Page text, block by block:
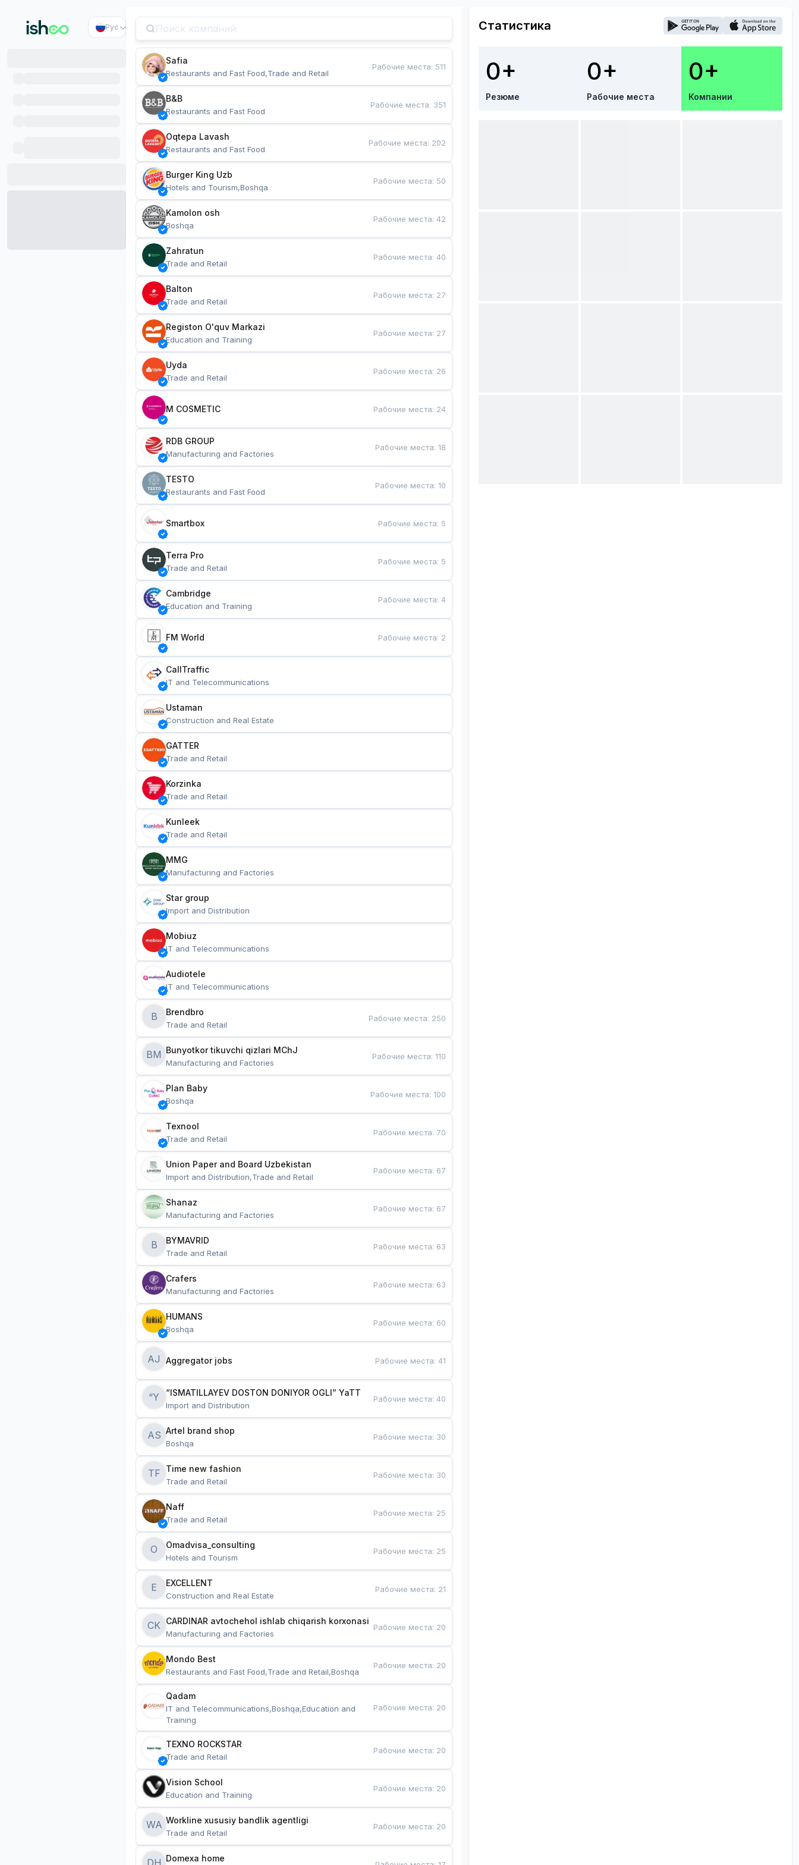
Рус
Safia
Restaurants and Fast Food,Trade and Retail
Рабочие места: 511
B&B
Restaurants and Fast Food
Рабочие места: 351
Oqtepa Lavash
Restaurants and Fast Food
Рабочие места: 202
Burger King Uzb
Hotels and Tourism,Boshqa
Рабочие места: 50
Kamolon osh
Boshqa
Рабочие места:42
Zahratun
Trade and Retail
Рабочие места:40
Balton
Trade and Retail
Рабочие места: 27
Registon O'quv Markazi
Education and Training
Рабочие места: 27
Uyda
Trade and Retail
Рабочие места: 26
M COSMETIC Рабочие места: 24
RDB GROUP
Manufacturing and Factories
Рабочие места:18
TESTO
Restaurants and Fast Food
Рабочие места:10
Smartbox Рабочие места: 5
Terra Pro
Trade and Retail
Рабочие места: 5
Cambridge
Education and Training
Рабочие места:4
FM World Рабочие места: 2
CallTraffic
IT and Telecommunications
Ustaman
Construction and Real Estate
GATTER
Trade and Retail
Korzinka
Trade and Retail
Kunleek
Trade and Retail
MMG
Manufacturing and Factories
Star group
Import and Distribution
Mobiuz
IT and Telecommunications
Audiotele
IT and Telecommunications
B Brendbro
Trade and Retail
Рабочие места: 250
BM
Manufacturing and Factories
Рабочие места:110
Plan Baby
Boshqa
Рабочие места:100
Texnool
Trade and Retail
Рабочие места: 70
Union Paper and Board Uzbekistan
Import and Distribution,Trade and Retail
Рабочие места: 67
Shanaz
Manufacturing and Factories
Рабочие места: 67
B BYMAVRID
Trade and Retail
Рабочие места: 63
Crafers
Manufacturing and Factories
Рабочие места: 63
HUMANS
Boshqa
Рабочие места: 60
AJ Aggregator jobs Рабочие места:41
“Y “ISMATILLAYEV DOSTON DONIYOR OGLI” YaTT
Import and Distribution
Рабочие места:40
AS Artel brand shop
Boshqa
Рабочие места: 30
TF Time new fashion
Trade and Retail
Рабочие места: 30
Naff
Trade and Retail
Рабочие места: 25
O Omadvisa_consulting
Hotels and Tourism
Рабочие места: 25
E EXCELLENT
Construction and Real Estate
Рабочие места: 21
CK CARDINAR avtochehol ishlab chiqarish korxonasi
Manufacturing and Factories
Рабочие места: 20
Mondo Best
Restaurants and Fast Food,Trade and Retail,Boshqa
Рабочие места: 20
Qadam
IT and Telecommunications,Boshqa,Education and
Training
Рабочие места: 20
TEXNO ROCKSTAR
Trade and Retail
Рабочие места: 20
Vision School
Education and Training
Рабочие места: 20
WA Workline xususiy bandlik agentligi
Trade and Retail
Рабочие места: 20
DH Domexa home
Статистика
0+
Резюме
0+
Рабочие места
0+
Компании